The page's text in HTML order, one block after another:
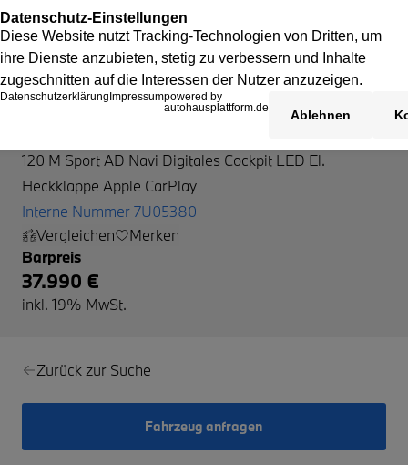
120 M Sport AD Navi Digitales Cockpit LED El.
Heckklappe Apple CarPlay
Interne Nummer 7U05380
Vergleichen
Merken
Barpreis
37.990 €
inkl. 19% MwSt.
Zurück zur Suche
Fahrzeug anfragen